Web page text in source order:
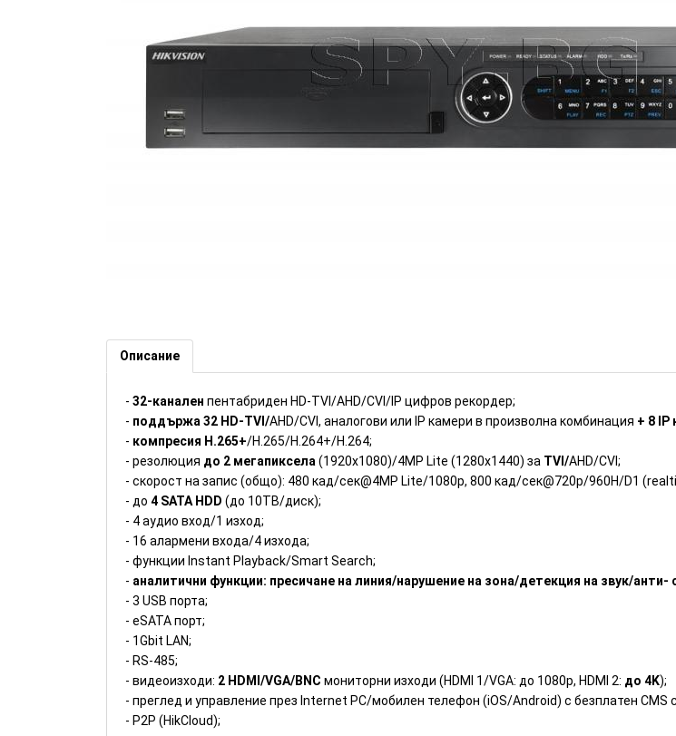
32-канален пентабриден HD-TVI/AHD/CVI/IP цифров
Описание
- 32-канален пентабриден HD-TVI/AHD/CVI/IP цифров рекордер;
- поддържа 32 HD-TVI/AHD/CVI, аналогови или IP камери в произволна комбинация + 8 IP
- компресия H.265+/H.265/H.264+/H.264;
- резолюция до 2 мегапиксела (1920x1080)/4MP Lite (1280x1440) за TVI/AHD/CVI;
- скорост на запис (общо): 480 кад/сек@4MP Lite/1080p, 800 кад/сек@720p/960H/D1
- до 4 SATA HDD (до 10ТВ/диск);
- 4 аудио вход/1 изход;
- 16 алармени входа/4 изхода;
- функции Instant Playback/Smart Search;
- аналитични функции: пресичане на линия/нарушение на зона/детекция на звук/анти-
- 3 USB порта;
- eSATA порт;
- 1Gbit LAN;
- RS-485;
- видеоизходи: 2 HDMI/VGA/BNC мониторни изходи (HDMI 1/VGA: до 1080р, HDMI 2: до 4K);
- преглед и управление през Internet PC/мобилен телефон (iOS/Android) с безплатен
- P2P (HikCloud);